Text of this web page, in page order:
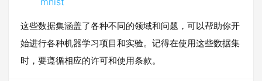
这些数据集涵盖了各种不同的领域和问题，可以帮助你开
始进行各种机器学习项目和实验。记得在使用这些数据集
时，要遵循相应的许可和使用条款。